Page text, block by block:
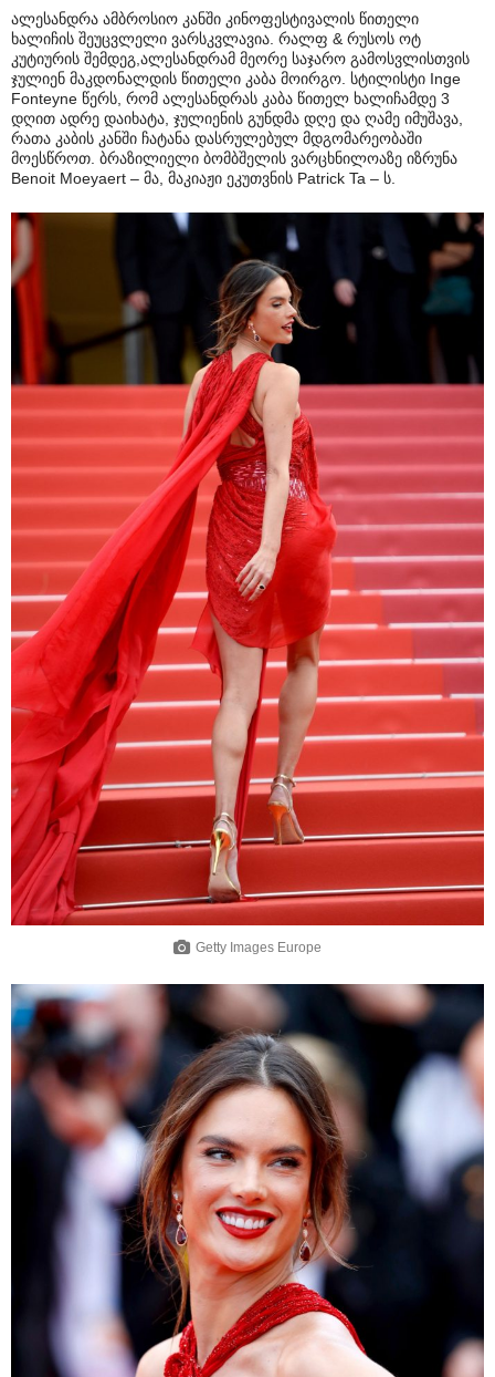
ალესანდრა ამბროსიო კანში კინოფესტივალის წითელი
ხალიჩის შეუცვლელი ვარსკვლავია. რალფ & რუსოს ოტ
კუტიურის შემდეგ,ალესანდრამ მეორე საჯარო გამოსვლისთვის
ჯულიენ მაკდონალდის წითელი კაბა მოირგო. სტილისტი Inge
Fonteyne წერს, რომ ალესანდრას კაბა წითელ ხალიჩამდე 3
დღით ადრე დაიხატა, ჯულიენის გუნდმა დღე და ღამე იმუშავა,
რათა კაბის კანში ჩატანა დასრულებულ მდგომარეობაში
მოესწროთ. ბრაზილიელი ბომბშელის ვარცხნილოაზე იზრუნა
Benoit Moeyaert – მა, მაკიაჟი ეკუთვნის Patrick Ta – ს.
Getty Images Europe